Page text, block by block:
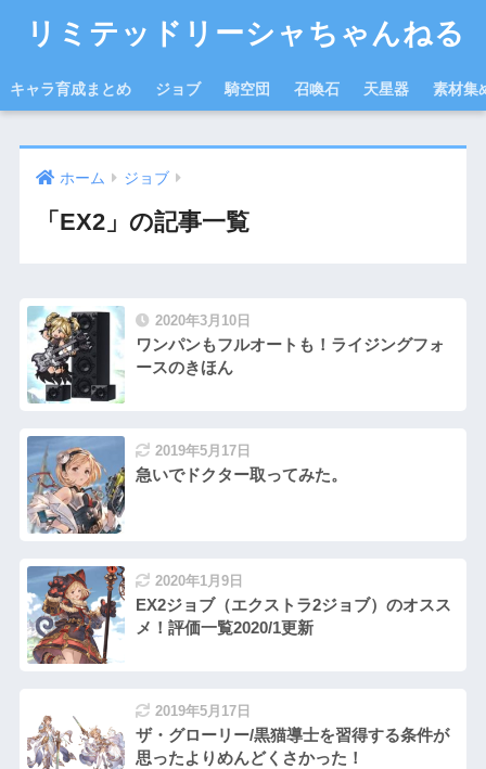
リミテッドリーシャちゃんねる
キャラ育成まとめ ジョブ 騎空団 召喚石 天星器 素材集
ホーム ジョブ
「EX2」の記事一覧
2020年3月10日
ワンパンもフルオートも！ライジングフォ
ースのきほん
2019年5月17日
急いでドクター取ってみた。
2020年1月9日
EX2ジョブ（エクストラ2ジョブ）のオスス
メ！評価一覧2020/1更新
2019年5月17日
ザ・グローリー/黒猫導士を習得する条件が
思ったよりめんどくさかった！